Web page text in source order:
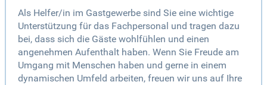
Als Helfer/in im Gastgewerbe sind Sie eine wichtige
Unterstützung für das Fachpersonal und tragen dazu
bei, dass sich die Gäste wohlfühlen und einen
angenehmen Aufenthalt haben. Wenn Sie Freude am
Umgang mit Menschen haben und gerne in einem
dynamischen Umfeld arbeiten, freuen wir uns auf Ihre